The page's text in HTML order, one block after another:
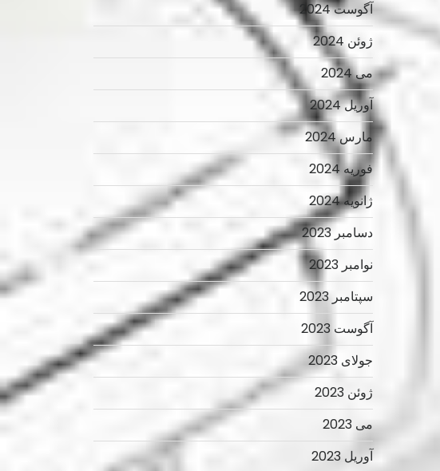
آگوست 2024
ژوئن 2024
می 2024
آوریل 2024
مارس 2024
فوریه 2024
ژانویه 2024
دسامبر 2023
نوامبر 2023
سپتامبر 2023
آگوست 2023
جولای 2023
ژوئن 2023
می 2023
آوریل 2023